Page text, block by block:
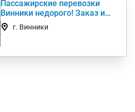
Пассажирские перевозки
Винники недорого! Заказ и
аренда микроавтобуса
г. Винники